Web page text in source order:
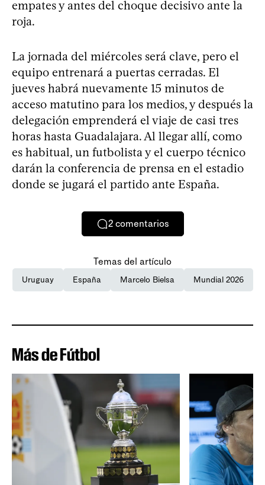
empates y antes del choque decisivo ante la
roja.
La jornada del miércoles será clave, pero el
equipo entrenará a puertas cerradas. El
jueves habrá nuevamente 15 minutos de
acceso matutino para los medios, y después la
delegación emprenderá el viaje de casi tres
horas hasta Guadalajara. Al llegar allí, como
es habitual, un futbolista y el cuerpo técnico
darán la conferencia de prensa en el estadio
donde se jugará el partido ante España.
2 comentarios
Temas del artículo
Uruguay España Marcelo Bielsa Mundial 2026
Más de Fútbol